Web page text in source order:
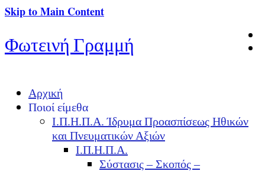
Skip to Main Content
Φωτεινή Γραμμή
Αρχική
Ποιοί είμεθα
Ι.Π.Η.Π.Α. Ίδρυμα Προασπίσεως Ηθικών
και Πνευματικών Αξιών
Ι.Π.Η.Π.Α.
Σύστασις – Σκοπός –